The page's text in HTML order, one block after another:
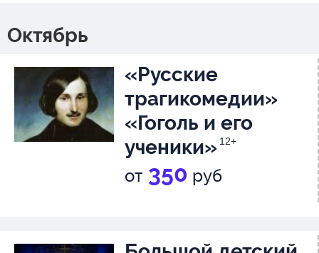
Октябрь
«Русские
трагикомедии»
«Гоголь и его
ученики» 12+
от 350 руб